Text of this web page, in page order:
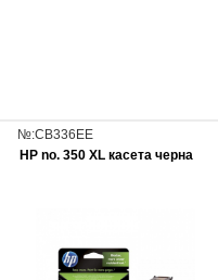
№:CB336EE
HP no. 350 XL касета черна